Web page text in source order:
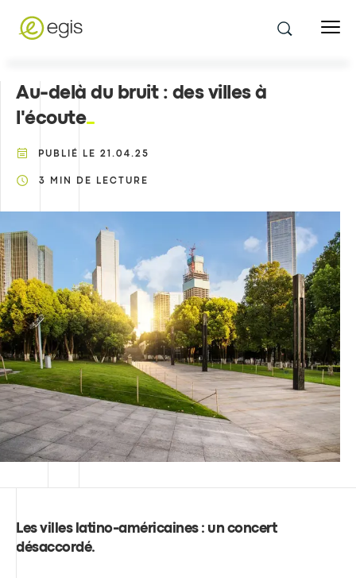
Au-delà du bruit : des villes à
l'écoute
PUBLIÉ LE 21.04.25
3 MIN DE LECTURE
Les villes latino-américaines : un concert
désaccordé.